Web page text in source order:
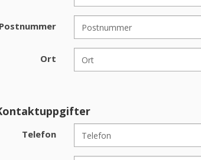
Postnummer
Ort
Telefon